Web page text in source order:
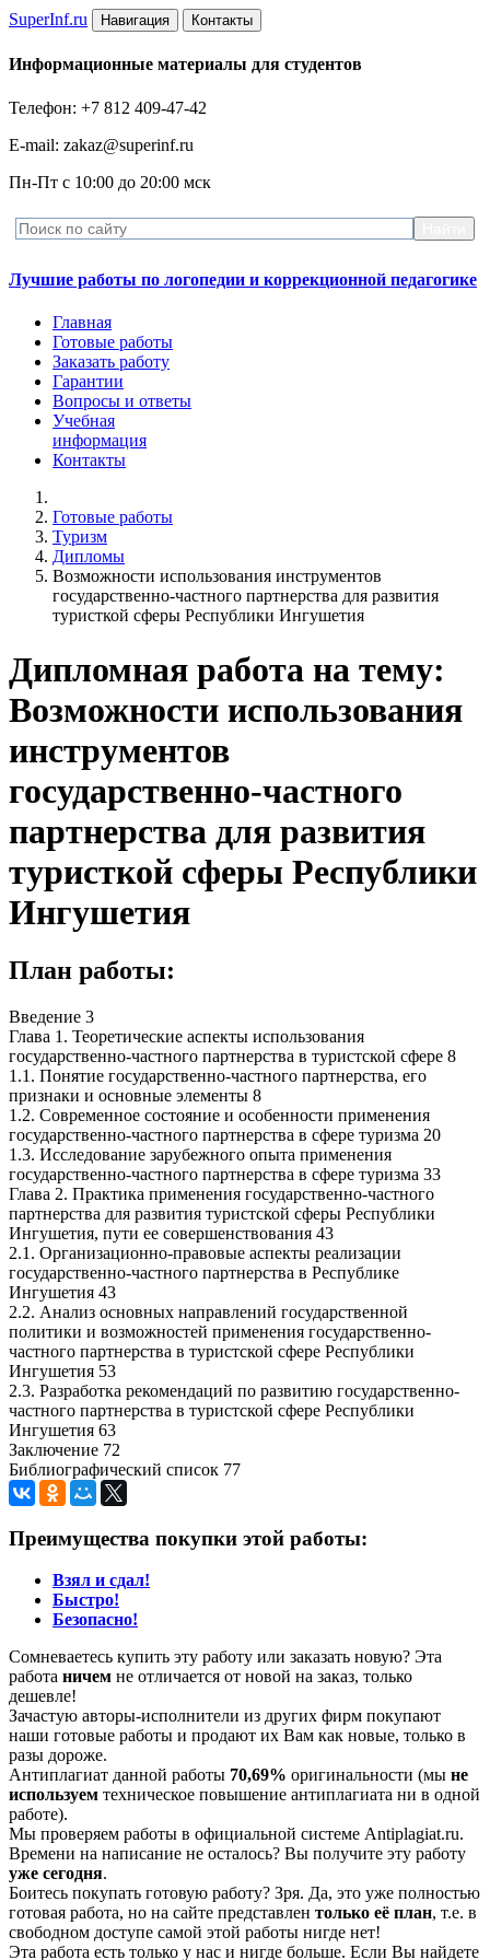
SuperInf.ru Навигация Контакты
Информационные материалы для студентов
Телефон: +7 812 409-47-42
E-mail: zakaz@superinf.ru
Пн-Пт с 10:00 до 20:00 мск
Лучшие работы по логопедии и коррекционной педагогике
Главная
Готовые работы
Заказать работу
Гарантии
Вопросы и ответы
Учебная
информация
Контакты
Готовые работы
Туризм
Дипломы
Возможности использования инструментов
государственно-частного партнерства для развития
туристкой сферы Республики Ингушетия
Дипломная работа на тему:
Возможности использования
инструментов
государственно-частного
партнерства для развития
туристкой сферы Республики
Ингушетия
План работы:
Введение 3
Глава 1. Теоретические аспекты использования
государственно-частного партнерства в туристской сфере 8
1.1. Понятие государственно-частного партнерства, его
признаки и основные элементы 8
1.2. Современное состояние и особенности применения
государственно-частного партнерства в сфере туризма 20
1.3. Исследование зарубежного опыта применения
государственно-частного партнерства в сфере туризма 33
Глава 2. Практика применения государственно-частного
партнерства для развития туристской сферы Республики
Ингушетия, пути ее совершенствования 43
2.1. Организационно-правовые аспекты реализации
государственно-частного партнерства в Республике
Ингушетия 43
2.2. Анализ основных направлений государственной
политики и возможностей применения государственно-
частного партнерства в туристской сфере Республики
Ингушетия 53
2.3. Разработка рекомендаций по развитию государственно-
частного партнерства в туристской сфере Республики
Ингушетия 63
Заключение 72
Библиографический список 77
Преимущества покупки этой работы:
Взял и сдал!
Быстро!
Безопасно!
Сомневаетесь купить эту работу или заказать новую? Эта
работа ничем не отличается от новой на заказ, только
дешевле!
Зачастую авторы-исполнители из других фирм покупают
наши готовые работы и продают их Вам как новые, только в
разы дороже.
Антиплагиат данной работы 70,69% оригинальности (мы не
используем техническое повышение антиплагиата ни в одной
работе).
Мы проверяем работы в официальной системе Аntiplagiat.ru.
Времени на написание не осталось? Вы получите эту работу
уже сегодня.
Боитесь покупать готовую работу? Зря. Да, это уже полностью
готовая работа, но на сайте представлен только её план, т.е. в
свободном доступе самой этой работы нигде нет!
Эта работа есть только у нас и нигде больше. Если Вы найдете